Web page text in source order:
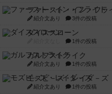
ファースト・イン・フラ
紹介文あり 3件の投稿
ダイススローン
1件の投稿
ガルフストライク
紹介文あり 1件の投稿
モズビ－ズ・レイダ－ズ
紹介文あり 1件の投稿